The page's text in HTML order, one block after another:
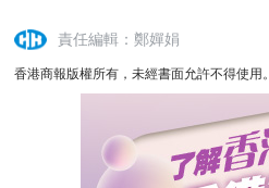
責任編輯：鄭嬋娟
香港商報版權所有，未經書面允許不得使用。